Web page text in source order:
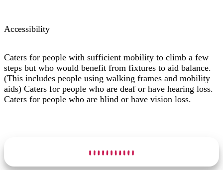
Accessibility
Caters for people with sufficient mobility to climb a few
steps but who would benefit from fixtures to aid balance.
(This includes people using walking frames and mobility
aids) Caters for people who are deaf or have hearing loss.
Caters for people who are blind or have vision loss.